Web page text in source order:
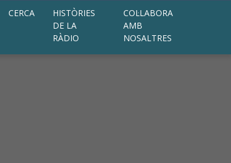
CERCA
HISTÒRIES
DE LA
RÀDIO
COL·LABORA
AMB
NOSALTRES